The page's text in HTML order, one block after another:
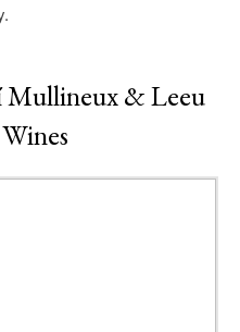
Mullineux & Leeu